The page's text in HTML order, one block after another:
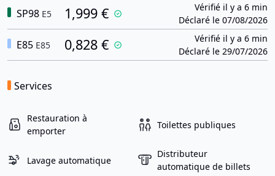
SP98 E5 1,999 €
Vérifié il y a 6 min
Déclaré le 07/08/2026
E85 E85 0,828 €
Vérifié il y a 6 min
Déclaré le 29/07/2026
Services
Restauration à
emporter
Toilettes publiques
Lavage automatique
Distributeur
automatique de billets